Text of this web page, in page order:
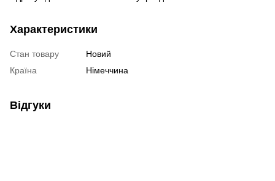
Характеристики
Стан товару
Новий
Країна
Німеччина
Відгуки